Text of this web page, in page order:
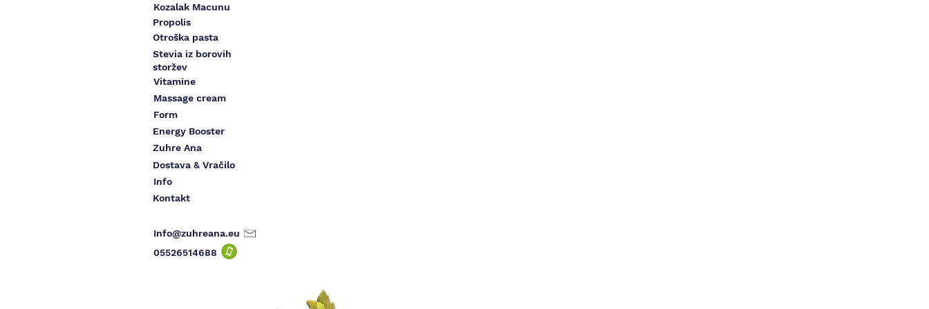
Kozalak Macunu
Propolis
Otroška pasta
Stevia iz borovih
storžev
Vitamine
Massage cream
Form
Energy Booster
Zuhre Ana
Dostava & Vračilo
Info
Kontakt
Info@zuhreana.eu
05526514688